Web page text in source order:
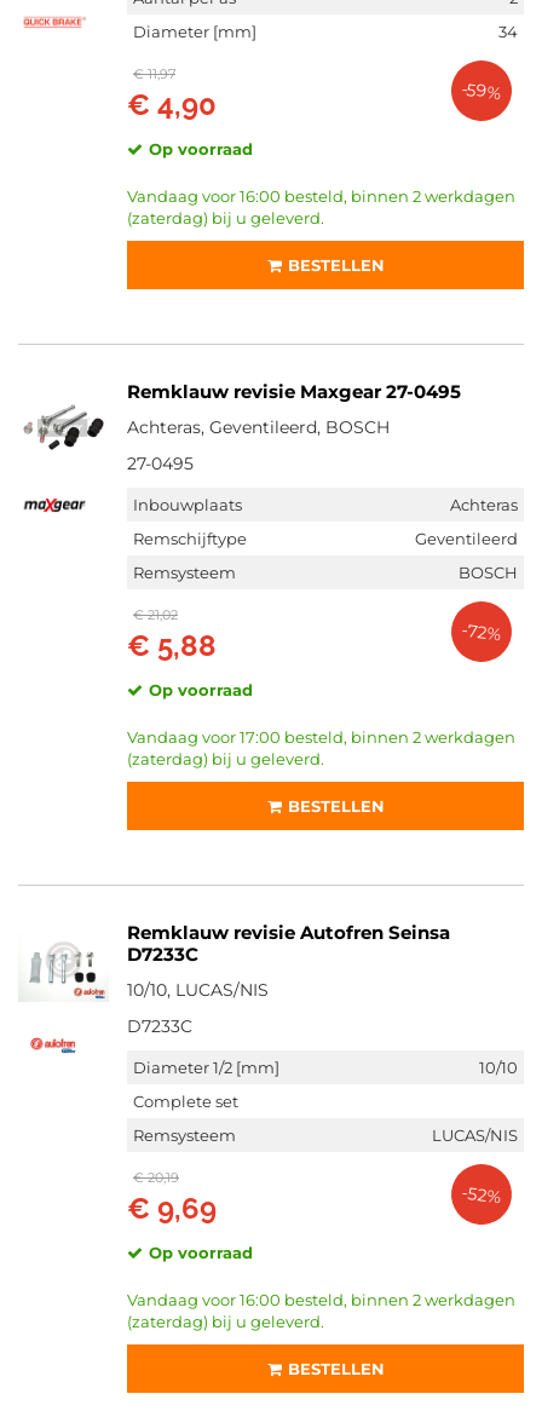
Diameter [mm]
34
€ 11,97
€ 4,90 -59%
Op voorraad
Vandaag voor 16:00 besteld, binnen 2 werkdagen
(zaterdag) bij u geleverd.
BESTELLEN
Remklauw revisie Maxgear 27-0495
Achteras, Geventileerd, BOSCH
27-0495
Inbouwplaats
Achteras
Remschijftype
Geventileerd
Remsysteem
BOSCH
€ 21,02
€ 5,88 -72%
Op voorraad
Vandaag voor 17:00 besteld, binnen 2 werkdagen
(zaterdag) bij u geleverd.
BESTELLEN
Remklauw revisie Autofren Seinsa
D7233C
10/10, LUCAS/NIS
D7233C
Diameter 1/2 [mm]
10/10
Complete set
Remsysteem
LUCAS/NIS
€ 20,19
€ 9,69 -52%
Op voorraad
Vandaag voor 16:00 besteld, binnen 2 werkdagen
(zaterdag) bij u geleverd.
BESTELLEN